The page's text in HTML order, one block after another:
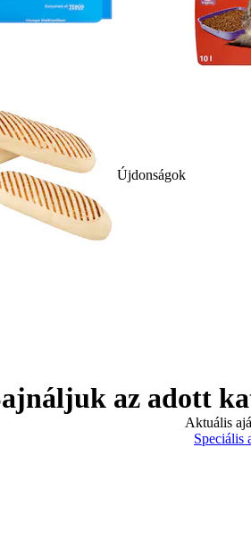
Újdonságok
az adott
Aktuális
Speciális